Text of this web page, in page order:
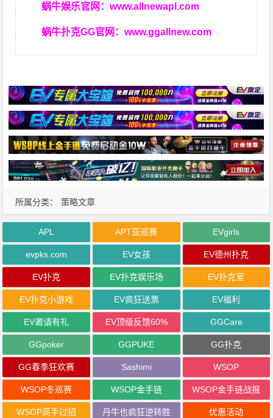
蜗牛娱乐官网：www.allnewapl.com
蜗牛扑克GG官网：www.ggallnew.com
所属分类： 策略文章
APL APT亚巡赛 EVgirls
evpks.com EV女孩 EV德州扑克
EV扑克 EV扑克娱乐场 EV扑克室
EV扑克小游戏 EV疯狂送票 EV福利
EV邀请有礼 EV顶级反馈60% GGCare
GGpoker GGPUKE GG扑克
GG春季狂欢赛 Sashimi WSOP
WSOP冬巡赛 WSOP金手链 WSOP金手链战报
WSOP高手过招 丹牛也疯狂逆转胜 优惠活动